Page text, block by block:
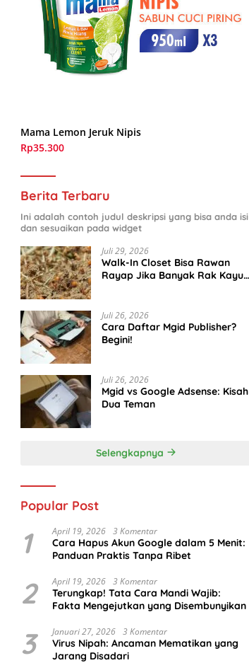
Mama Lemon Jeruk Nipis
Rp35.300
Berita Terbaru
Ini adalah contoh judul deskripsi yang bisa anda isi
dan sesuaikan pada widget
Juli 29, 2026
Walk-In Closet Bisa Rawan
Rayap Jika Banyak Rak Kayu
Juli 26, 2026
Cara Daftar Mgid Publisher?
Begini!
Juli 26, 2026
Mgid vs Google Adsense: Kisah
Dua Teman
Selengkapnya
Popular Post
1 April 19, 2026 3 Komentar
Cara Hapus Akun Google dalam 5 Menit:
Panduan Praktis Tanpa Ribet
2 April 19, 2026 3 Komentar
Terungkap! Tata Cara Mandi Wajib:
Fakta Mengejutkan yang Disembunyikan
3 Januari 27, 2026 3 Komentar
Virus Nipah: Ancaman Mematikan yang
Jarang Disadari